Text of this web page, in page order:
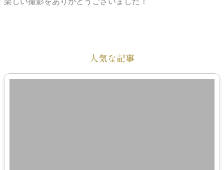
人気な記事